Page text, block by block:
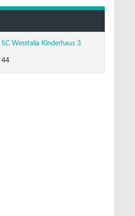
SC Westfalia Kinderhaus 3
44